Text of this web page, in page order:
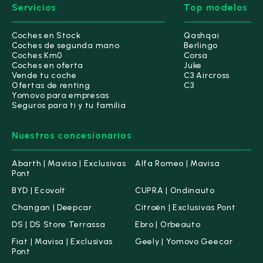
Servicios
Coches en Stock
Coches de segunda mano
Coches Km0
Coches en oferta
Vende tu coche
Ofertas de renting
Yomovo para empresas
Seguros para ti y tu familia
Top modelos
Qashqai
Berlingo
Corsa
Juke
C3 Aircross
C3
Nuestros concesionarios
Abarth | Mavisa | Exclusivas
Pont
Alfa Romeo | Mavisa
BYD | Ecovolt
CUPRA | Ondinauto
Changan | Deepcar
Citroën | Exclusivas Pont
DS | DS Store Terrassa
Ebro | Orbeauto
Fiat | Mavisa | Exclusivas
Pont
Geely | Yomovo Geecar